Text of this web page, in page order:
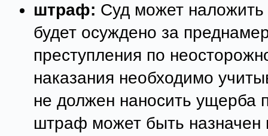
штраф: Суд может
будет осуждено за
преступления по
наказания необходимо
не должен наносить ущерба
штраф может быть назначен